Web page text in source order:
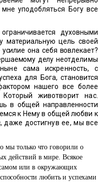
мне уподобляться Богу все
духовными
материальную цель своей
усилие она себя вовлекает?
делу неотделимы
сама искренность, с
для Бога,становится
нашего все более
Который животворит нас.
в общей направленности
к Нему в общей любви к
даже достигнув ее, мы все
мы только чтоговорили о
действий в мире. Всякое
или в окружающих
любить и успехами